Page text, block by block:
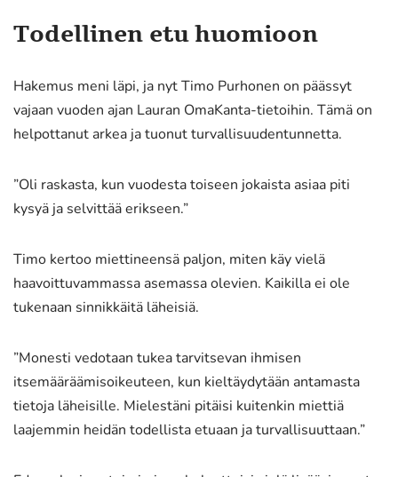
Todellinen etu huomioon
Hakemus meni läpi, ja nyt Timo Purhonen on päässyt
vajaan vuoden ajan Lauran OmaKanta-tietoihin. Tämä on
helpottanut arkea ja tuonut turvallisuudentunnetta.
”Oli raskasta, kun vuodesta toiseen jokaista asiaa piti
kysyä ja selvittää erikseen.”
Timo kertoo miettineensä paljon, miten käy vielä
haavoittuvammassa asemassa olevien. Kaikilla ei ole
tukenaan sinnikkäitä läheisiä.
”Monesti vedotaan tukea tarvitsevan ihmisen
itsemääräämisoikeuteen, kun kieltäydytään antamasta
tietoja läheisille. Mielestäni pitäisi kuitenkin miettiä
laajemmin heidän todellista etuaan ja turvallisuuttaan.”